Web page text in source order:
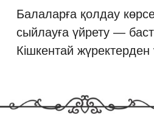
Балаларға қолдау
сыйлауға үйрету —
Кішкентай жүректерден